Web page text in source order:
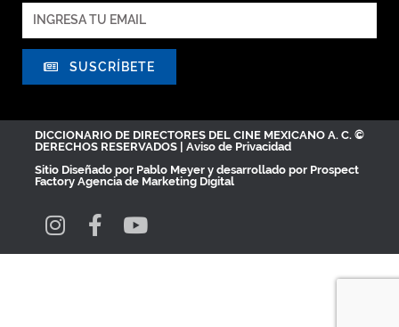
SUSCRÍBETE
DICCIONARIO DE DIRECTORES DEL CINE MEXICANO A. C. ©
DERECHOS RESERVADOS | Aviso de Privacidad
Sitio Diseñado por Pablo Meyer y desarrollado por Prospect
Factory Agencia de Marketing Digital